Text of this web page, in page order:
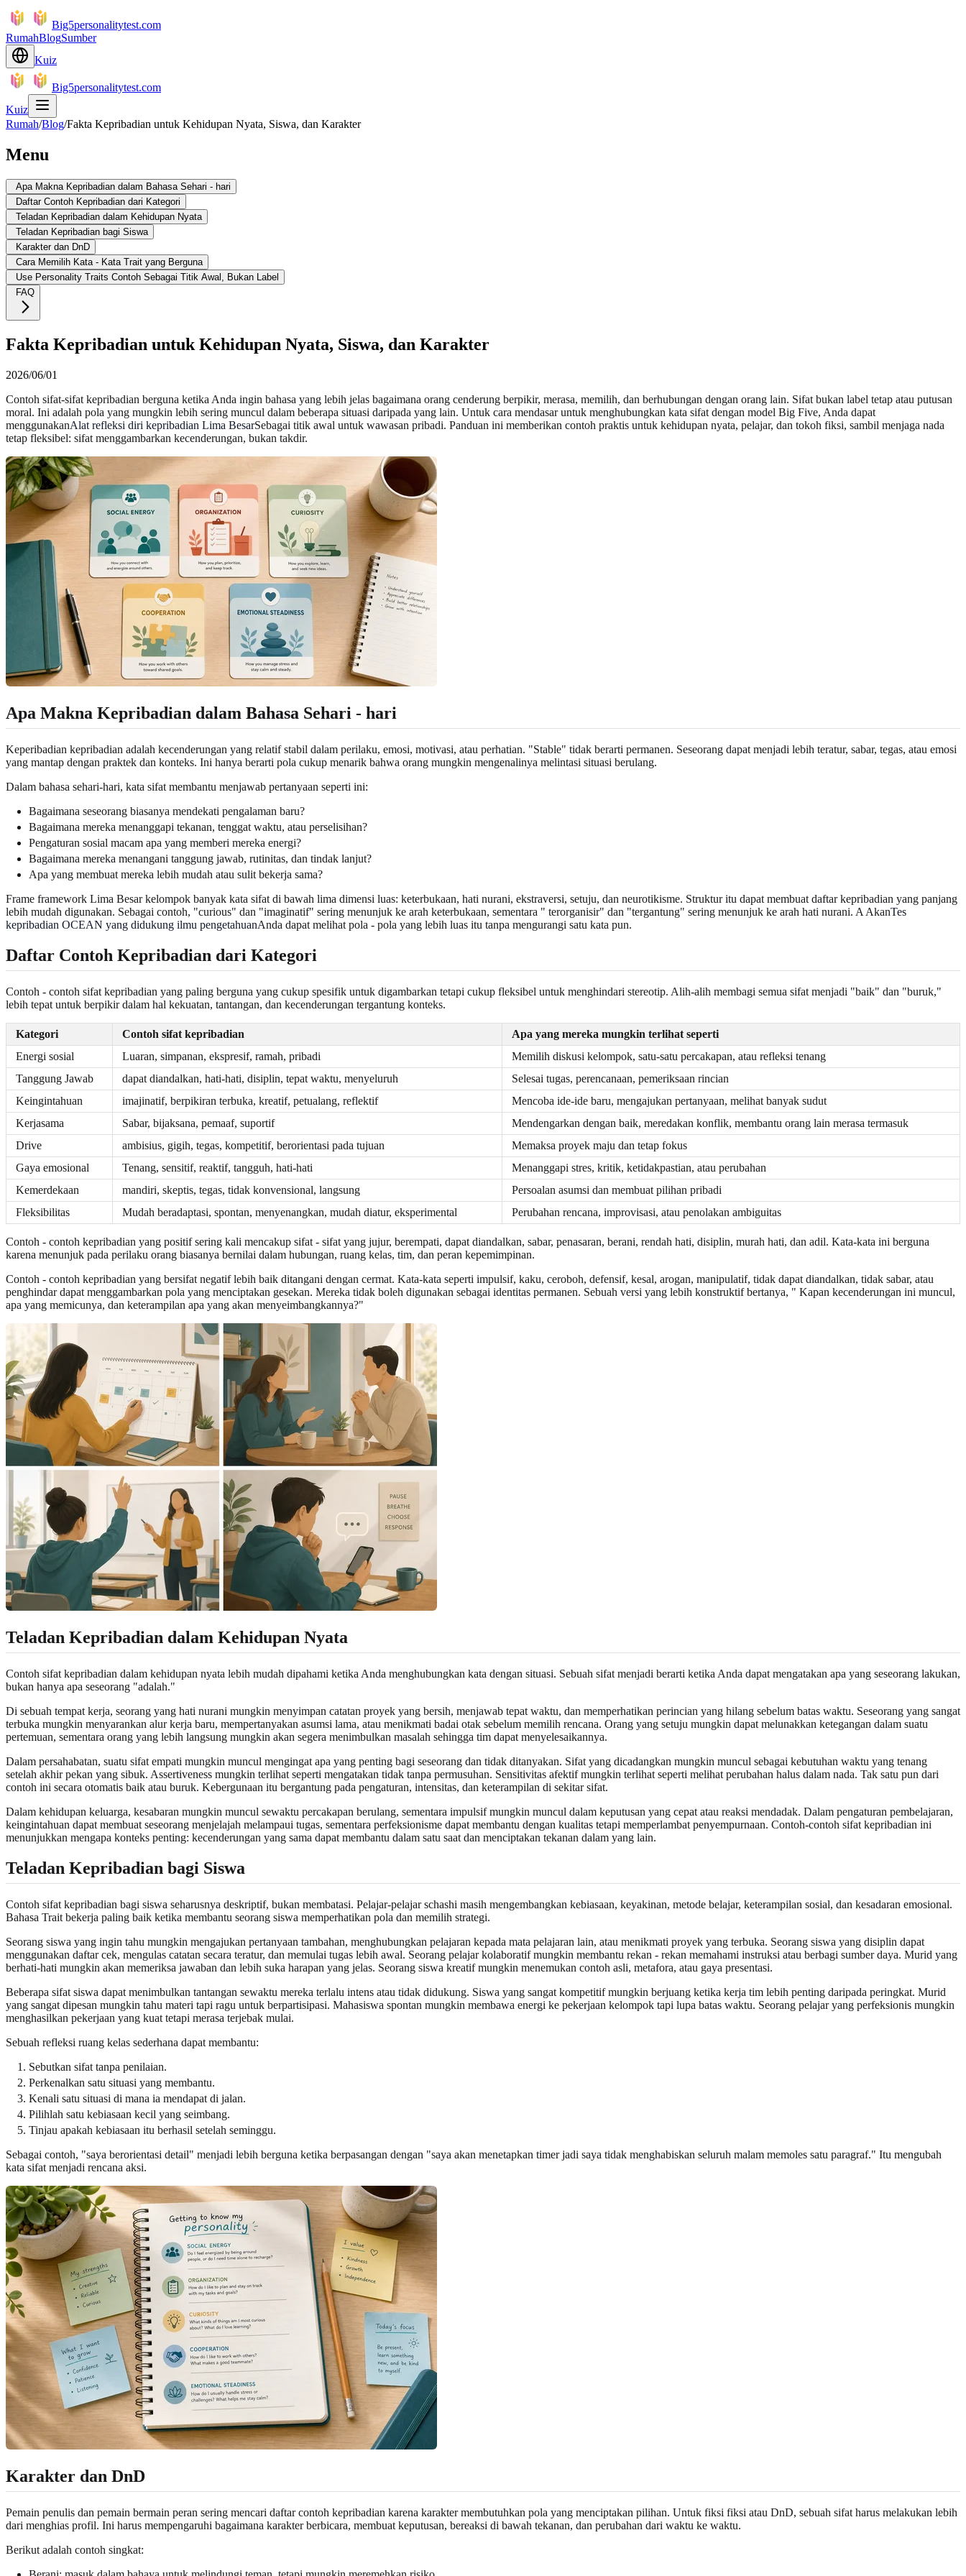
Big5personalitytest.com
RumahBlogSumber
Kuiz
Big5personalitytest.com
Kuiz
Rumah/Blog/Fakta Kepribadian untuk Kehidupan Nyata, Siswa, dan Karakter
Menu
Apa Makna Kepribadian dalam Bahasa Sehari - hari
Daftar Contoh Kepribadian dari Kategori
Teladan Kepribadian dalam Kehidupan Nyata
Teladan Kepribadian bagi Siswa
Karakter dan DnD
Cara Memilih Kata - Kata Trait yang Berguna
Use Personality Traits Contoh Sebagai Titik Awal, Bukan Label
FAQ
Fakta Kepribadian untuk Kehidupan Nyata, Siswa, dan Karakter
2026/06/01
Contoh sifat-sifat kepribadian berguna ketika Anda ingin bahasa yang lebih jelas bagaimana orang cenderung berpikir, merasa, memilih, dan berhubungan dengan orang lain. Sifat bukan label tetap atau putusan
moral. Ini adalah pola yang mungkin lebih sering muncul dalam beberapa situasi daripada yang lain. Untuk cara mendasar untuk menghubungkan kata sifat dengan model Big Five, Anda dapat
menggunakanAlat refleksi diri kepribadian Lima BesarSebagai titik awal untuk wawasan pribadi. Panduan ini memberikan contoh praktis untuk kehidupan nyata, pelajar, dan tokoh fiksi, sambil menjaga nada
tetap fleksibel: sifat menggambarkan kecenderungan, bukan takdir.
Apa Makna Kepribadian dalam Bahasa Sehari - hari
Keperibadian kepribadian adalah kecenderungan yang relatif stabil dalam perilaku, emosi, motivasi, atau perhatian. "Stable" tidak berarti permanen. Seseorang dapat menjadi lebih teratur, sabar, tegas, atau emosi
yang mantap dengan praktek dan konteks. Ini hanya berarti pola cukup menarik bahwa orang mungkin mengenalinya melintasi situasi berulang.
Dalam bahasa sehari-hari, kata sifat membantu menjawab pertanyaan seperti ini:
Bagaimana seseorang biasanya mendekati pengalaman baru?
Bagaimana mereka menanggapi tekanan, tenggat waktu, atau perselisihan?
Pengaturan sosial macam apa yang memberi mereka energi?
Bagaimana mereka menangani tanggung jawab, rutinitas, dan tindak lanjut?
Apa yang membuat mereka lebih mudah atau sulit bekerja sama?
Frame framework Lima Besar kelompok banyak kata sifat di bawah lima dimensi luas: keterbukaan, hati nurani, ekstraversi, setuju, dan neurotikisme. Struktur itu dapat membuat daftar kepribadian yang panjang
lebih mudah digunakan. Sebagai contoh, "curious" dan "imaginatif" sering menunjuk ke arah keterbukaan, sementara " terorganisir" dan "tergantung" sering menunjuk ke arah hati nurani. A AkanTes
kepribadian OCEAN yang didukung ilmu pengetahuanAnda dapat melihat pola - pola yang lebih luas itu tanpa mengurangi satu kata pun.
Daftar Contoh Kepribadian dari Kategori
Contoh - contoh sifat kepribadian yang paling berguna yang cukup spesifik untuk digambarkan tetapi cukup fleksibel untuk menghindari stereotip. Alih-alih membagi semua sifat menjadi "baik" dan "buruk,"
lebih tepat untuk berpikir dalam hal kekuatan, tantangan, dan kecenderungan tergantung konteks.
Kategori Contoh sifat kepribadian
Apa yang mereka mungkin terlihat seperti
Energi sosial
Luaran, simpanan, ekspresif, ramah, pribadi
Memilih diskusi kelompok, satu-satu percakapan, atau refleksi tenang
Tanggung Jawab
dapat diandalkan, hati-hati, disiplin, tepat waktu, menyeluruh
Selesai tugas, perencanaan, pemeriksaan rincian
Keingintahuan
imajinatif, berpikiran terbuka, kreatif, petualang, reflektif
Mencoba ide-ide baru, mengajukan pertanyaan, melihat banyak sudut
Kerjasama
Sabar, bijaksana, pemaaf, suportif
Mendengarkan dengan baik, meredakan konflik, membantu orang lain merasa termasuk
Drive
ambisius, gigih, tegas, kompetitif, berorientasi pada tujuan
Memaksa proyek maju dan tetap fokus
Gaya emosional
Tenang, sensitif, reaktif, tangguh, hati-hati
Menanggapi stres, kritik, ketidakpastian, atau perubahan
Kemerdekaan
mandiri, skeptis, tegas, tidak konvensional, langsung
Persoalan asumsi dan membuat pilihan pribadi
Fleksibilitas
Mudah beradaptasi, spontan, menyenangkan, mudah diatur, eksperimental Perubahan rencana, improvisasi, atau penolakan ambiguitas
Contoh - contoh kepribadian yang positif sering kali mencakup sifat - sifat yang jujur, berempati, dapat diandalkan, sabar, penasaran, berani, rendah hati, disiplin, murah hati, dan adil. Kata-kata ini berguna
karena menunjuk pada perilaku orang biasanya bernilai dalam hubungan, ruang kelas, tim, dan peran kepemimpinan.
Contoh - contoh kepribadian yang bersifat negatif lebih baik ditangani dengan cermat. Kata-kata seperti impulsif, kaku, ceroboh, defensif, kesal, arogan, manipulatif, tidak dapat diandalkan, tidak sabar, atau
penghindar dapat menggambarkan pola yang menciptakan gesekan. Mereka tidak boleh digunakan sebagai identitas permanen. Sebuah versi yang lebih konstruktif bertanya, " Kapan kecenderungan ini muncul,
apa yang memicunya, dan keterampilan apa yang akan menyeimbangkannya?"
Teladan Kepribadian dalam Kehidupan Nyata
Contoh sifat kepribadian dalam kehidupan nyata lebih mudah dipahami ketika Anda menghubungkan kata dengan situasi. Sebuah sifat menjadi berarti ketika Anda dapat mengatakan apa yang seseorang lakukan,
bukan hanya apa seseorang "adalah."
Di sebuah tempat kerja, seorang yang hati nurani mungkin menyimpan catatan proyek yang bersih, menjawab tepat waktu, dan memperhatikan perincian yang hilang sebelum batas waktu. Seseorang yang sangat
terbuka mungkin menyarankan alur kerja baru, mempertanyakan asumsi lama, atau menikmati badai otak sebelum memilih rencana. Orang yang setuju mungkin dapat melunakkan ketegangan dalam suatu
pertemuan, sementara orang yang lebih langsung mungkin akan segera menimbulkan masalah sehingga tim dapat menyelesaikannya.
Dalam persahabatan, suatu sifat empati mungkin muncul mengingat apa yang penting bagi seseorang dan tidak ditanyakan. Sifat yang dicadangkan mungkin muncul sebagai kebutuhan waktu yang tenang
setelah akhir pekan yang sibuk. Assertiveness mungkin terlihat seperti mengatakan tidak tanpa permusuhan. Sensitivitas afektif mungkin terlihat seperti melihat perubahan halus dalam nada. Tak satu pun dari
contoh ini secara otomatis baik atau buruk. Kebergunaan itu bergantung pada pengaturan, intensitas, dan keterampilan di sekitar sifat.
Dalam kehidupan keluarga, kesabaran mungkin muncul sewaktu percakapan berulang, sementara impulsif mungkin muncul dalam keputusan yang cepat atau reaksi mendadak. Dalam pengaturan pembelajaran,
keingintahuan dapat membuat seseorang menjelajah melampaui tugas, sementara perfeksionisme dapat membantu dengan kualitas tetapi memperlambat penyempurnaan. Contoh-contoh sifat kepribadian ini
menunjukkan mengapa konteks penting: kecenderungan yang sama dapat membantu dalam satu saat dan menciptakan tekanan dalam yang lain.
Teladan Kepribadian bagi Siswa
Contoh sifat kepribadian bagi siswa seharusnya deskriptif, bukan membatasi. Pelajar-pelajar schashi masih mengembangkan kebiasaan, keyakinan, metode belajar, keterampilan sosial, dan kesadaran emosional.
Bahasa Trait bekerja paling baik ketika membantu seorang siswa memperhatikan pola dan memilih strategi.
Seorang siswa yang ingin tahu mungkin mengajukan pertanyaan tambahan, menghubungkan pelajaran kepada mata pelajaran lain, atau menikmati proyek yang terbuka. Seorang siswa yang disiplin dapat
menggunakan daftar cek, mengulas catatan secara teratur, dan memulai tugas lebih awal. Seorang pelajar kolaboratif mungkin membantu rekan - rekan memahami instruksi atau berbagi sumber daya. Murid yang
berhati-hati mungkin akan memeriksa jawaban dan lebih suka harapan yang jelas. Seorang siswa kreatif mungkin menemukan contoh asli, metafora, atau gaya presentasi.
Beberapa sifat siswa dapat menimbulkan tantangan sewaktu mereka terlalu intens atau tidak didukung. Siswa yang sangat kompetitif mungkin berjuang ketika kerja tim lebih penting daripada peringkat. Murid
yang sangat dipesan mungkin tahu materi tapi ragu untuk berpartisipasi. Mahasiswa spontan mungkin membawa energi ke pekerjaan kelompok tapi lupa batas waktu. Seorang pelajar yang perfeksionis mungkin
menghasilkan pekerjaan yang kuat tetapi merasa terjebak mulai.
Sebuah refleksi ruang kelas sederhana dapat membantu:
Sebutkan sifat tanpa penilaian.
Perkenalkan satu situasi yang membantu.
Kenali satu situasi di mana ia mendapat di jalan.
Pilihlah satu kebiasaan kecil yang seimbang.
Tinjau apakah kebiasaan itu berhasil setelah seminggu.
Sebagai contoh, "saya berorientasi detail" menjadi lebih berguna ketika berpasangan dengan "saya akan menetapkan timer jadi saya tidak menghabiskan seluruh malam memoles satu paragraf." Itu mengubah
kata sifat menjadi rencana aksi.
Karakter dan DnD
Pemain penulis dan pemain bermain peran sering mencari daftar contoh kepribadian karena karakter membutuhkan pola yang menciptakan pilihan. Untuk fiksi fiksi atau DnD, sebuah sifat harus melakukan lebih
dari menghias profil. Ini harus mempengaruhi bagaimana karakter berbicara, membuat keputusan, bereaksi di bawah tekanan, dan perubahan dari waktu ke waktu.
Berikut adalah contoh singkat: